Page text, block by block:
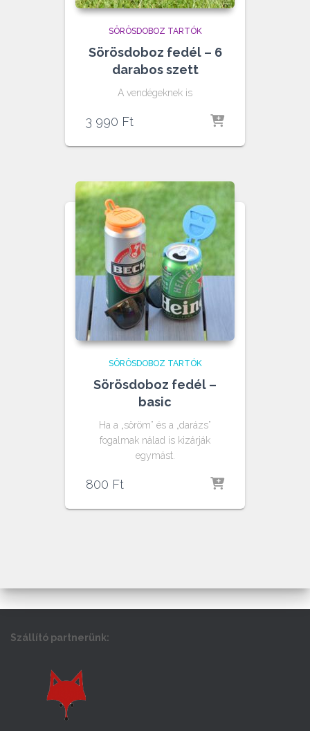
SÖRÖSDOBOZ TARTÓK
Sörösdoboz fedél – 6
darabos szett
A vendégeknek is
3 990 Ft
SÖRÖSDOBOZ TARTÓK
Sörösdoboz fedél –
basic
Ha a „söröm” és a „darázs”
fogalmak nálad is kizárják
egymást.
800 Ft
Szállító partnerünk: